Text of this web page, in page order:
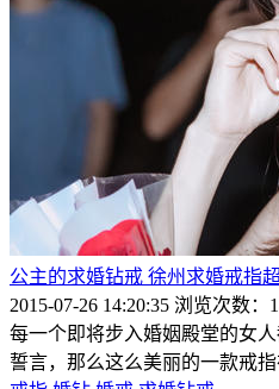
公主的求婚钻戒 徐州求婚戒指
2015-07-26 14:20:35 浏览次数：
每一个即将步入婚姻殿堂的女
誓言，那么这么美丽的一款戒